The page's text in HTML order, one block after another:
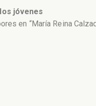
jóvenes
en “María Reina